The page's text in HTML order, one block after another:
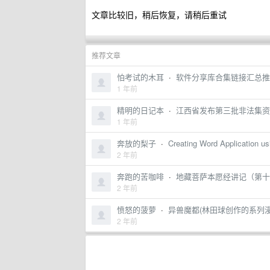
文章比较旧，稍后恢复，请稍后重试
推荐文章
怕考试的木耳 · 软件分享库合集链接汇总
1 年前
精明的日记本 · 江西省发布第三批非法集
1 年前
奔放的梨子 · Creating Word Application
2 年前
奔跑的苦咖啡 · 地藏菩萨本愿经讲记（第
2 年前
愤怒的菠萝 · 异兽魔都(林田球创作的系列
2 年前